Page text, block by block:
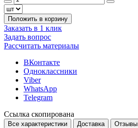
Положить в корзину
Заказать в 1 клик
Задать вопрос
Рассчитать материалы
ВКонтакте
Одноклассники
Viber
WhatsApp
Telegram
Ссылка скопирована
Все характеристики Доставка Отзывы